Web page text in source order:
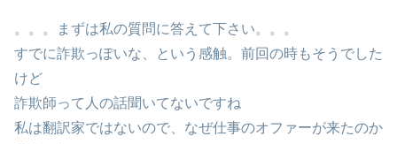
。。。まずは私の質問に答えて下さい。。。
すでに詐欺っぽいな、という感触。前回の時もそうでした
けど
詐欺師って人の話聞いてないですね
私は翻訳家ではないので、なぜ仕事のオファーが来たのか